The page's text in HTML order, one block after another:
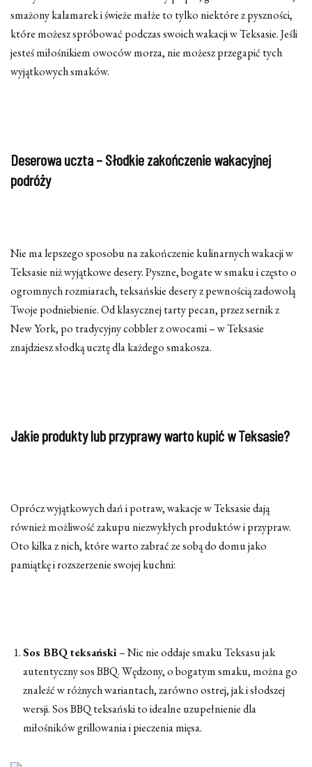
smażony kalamarek i świeże małże to tylko niektóre z pyszności,
które możesz spróbować podczas swoich wakacji w Teksasie. Jeśli
jesteś miłośnikiem owoców morza, nie możesz przegapić tych
wyjątkowych smaków.
Deserowa uczta – Słodkie zakończenie wakacyjnej
podróży
Nie ma lepszego sposobu na zakończenie kulinarnych wakacji w
Teksasie niż wyjątkowe desery. Pyszne, bogate w smaku i często o
ogromnych rozmiarach, teksańskie desery z pewnością zadowolą
Twoje podniebienie. Od klasycznej tarty pecan, przez sernik z
New York, po tradycyjny cobbler z owocami – w Teksasie
znajdziesz słodką ucztę dla każdego smakosza.
Jakie produkty lub przyprawy warto kupić w Teksasie?
Oprócz wyjątkowych dań i potraw, wakacje w Teksasie dają
również możliwość zakupu niezwykłych produktów i przypraw.
Oto kilka z nich, które warto zabrać ze sobą do domu jako
pamiątkę i rozszerzenie swojej kuchni:
Sos BBQ teksański– Nic nie oddaje smaku Teksasu jak
autentyczny sos BBQ. Wędzony, o bogatym smaku, można go
znaleźć w różnych wariantach, zarówno ostrej, jak i słodszej
wersji. Sos BBQ teksański to idealne uzupełnienie dla
miłośników grillowania i pieczenia mięsa.